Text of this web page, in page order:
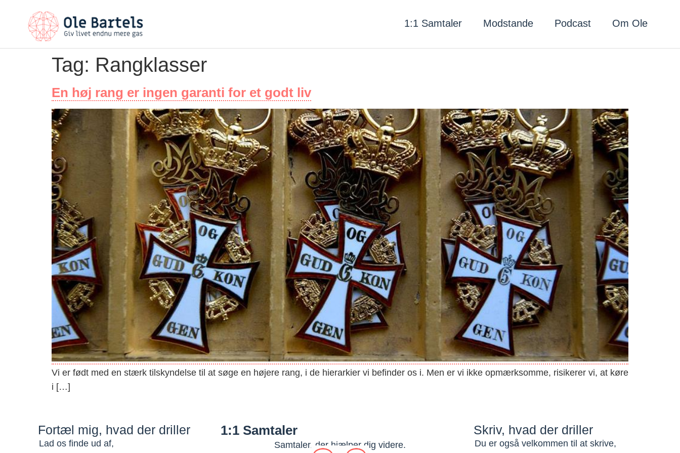
1:1 Samtaler Modstande Podcast Om Ole
Tag: Rangklasser
En høj rang er ingen garanti for et godt liv
Vi er født med en stærk tilskyndelse til at søge en højere rang, i de hierarkier vi befinder os i. Men er vi ikke opmærksomme, risikerer vi, at køre
i […]
Fortæl mig, hvad der driller
Lad os finde ud af,
1:1 Samtaler
Samtaler, der hjælper dig videre.
Skriv, hvad der driller
Du er også velkommen til at skrive,